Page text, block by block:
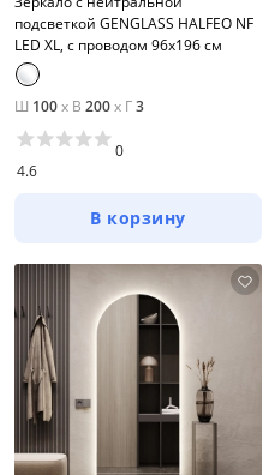
подсветкой GENGLASS HALFEO NF
LED XL, с проводом 96х196 см
Ш 100x В 200x Г3
4.6
0
В корзину